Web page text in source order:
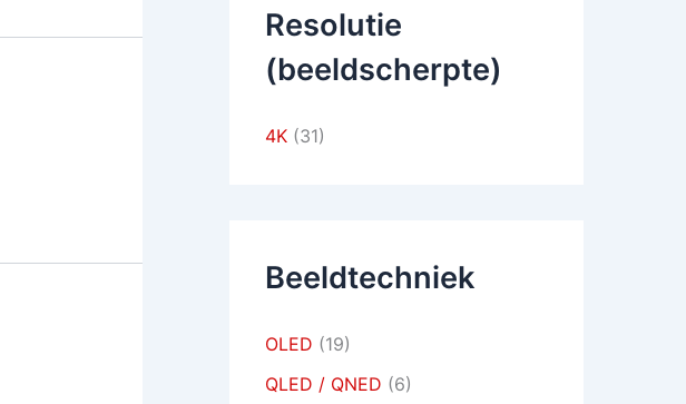
Resolutie
(beeldscherpte)
4K (31)
Beeldtechniek
OLED (19)
QLED / QNED (6)